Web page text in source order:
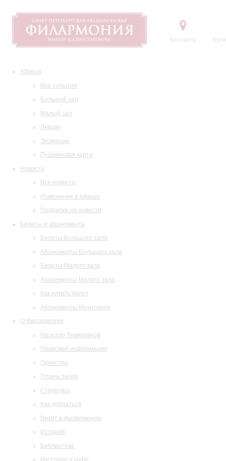
Контакты
Афиша
Все события
Большой зал
Малый зал
Лекции
Экскурсии
Пушкинская карта
Новости
Все новости
Изменения в афише
Подписка на новости
Билеты и абонементы
Билеты Большого зала
Абонементы Большого зала
Билеты Малого зала
Абонементы Малого зала
Как купить билет
Абонементы Музитория
О филармонии
Маэстро Темирканов
Правовая информация
Оркестры
Планы залов
Структура
Как добраться
Визит в филармонию
История
Библиотека
Ресторан и кафе